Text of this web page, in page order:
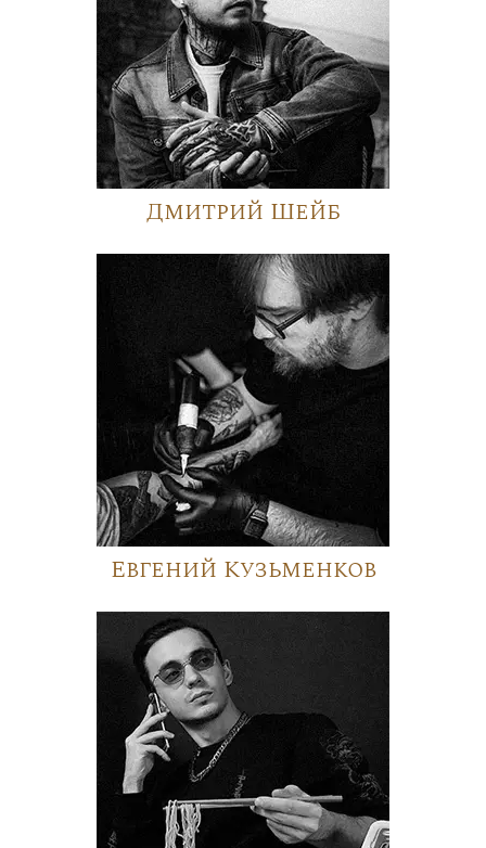
Дмитрий Шейб
Евгений Кузьменков